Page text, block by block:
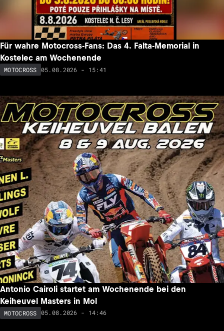
Für wahre Motocross-Fans: Das 4. Falta-Memorial in
Kostelec am Wochenende
MOTOCROSS 05.08.2026 - 15:41
Antonio Cairoli startet am Wochenende bei den
Keiheuvel Masters in Mol
MOTOCROSS 05.08.2026 - 14:46